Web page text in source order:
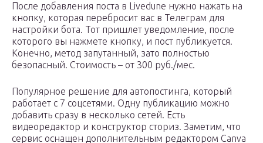
После добавления поста в Livedune нужно нажать на
кнопку, которая перебросит вас в Телеграм для
настройки бота. Тот пришлет уведомление, после
которого вы нажмете кнопку, и пост публикуется.
Конечно, метод запутанный, зато полностью
безопасный. Стоимость – от 300 руб./мес.
Популярное решение для автопостинга, который
работает с 7 соцсетями. Одну публикацию можно
добавить сразу в несколько сетей. Есть
видеоредактор и конструктор сториз. Заметим, что
сервис оснащен дополнительным редактором Canva